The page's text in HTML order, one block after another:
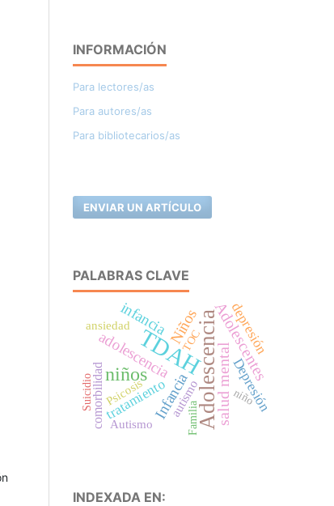
INFORMACIÓN
Para lectores/as
Para autores/as
Para bibliotecarios/as
ENVIAR UN ARTÍCULO
PALABRAS CLAVE
TDAHAdolescencia
niños Adolescentes
salud mental
Infancia
adolescencia
Niños
infancia
tratamiento Depresión
depresión
comorbilidad autismo
Autismo
Psicosis
ansiedad
TOC
Familia
niño
Suicidio
INDEXADA EN: